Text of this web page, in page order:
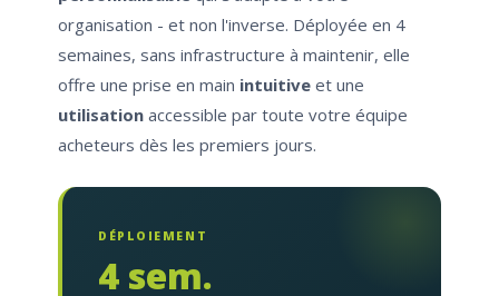
organisation - et non l'inverse. Déployée en 4
semaines, sans infrastructure à maintenir, elle
offre une prise en main intuitive et une
utilisation accessible par toute votre équipe
acheteurs dès les premiers jours.
DÉPLOIEMENT
4 sem.